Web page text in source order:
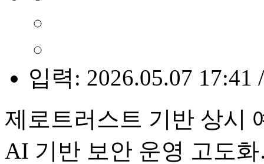
입력: 2026.05.07 17:41
제로트러스트 기반 상시
AI 기반 보안 운영 고도